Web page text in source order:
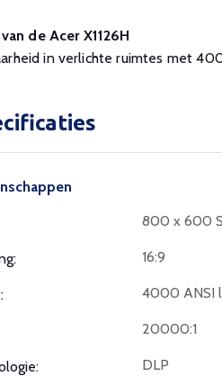
de Acer X1126H
in verlichte ruimtes met
800 x 600
16:9
4000 ANSI
20000:1
DLP